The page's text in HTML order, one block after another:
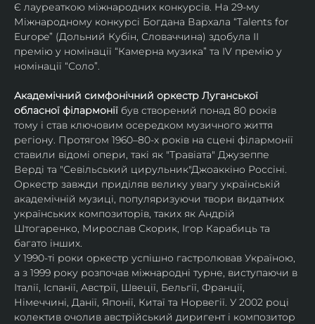
Є лауреаткою міжнародних конкурсів. На 29-му
Міжнародному конкурсі Богдана Вархала “Talents for
Europe” (Дольний Кубін, Словаччина) здобула ІІ
премію у номінації “Камерна музика” та IV премію у
номінації “Соло”.
Академічний симфонічний оркестр Луганської
обласної філармонії був створений понад 80 років
тому і став ключовим осередком музичного життя
регіону. Протягом 1960–80-х років на сцені філармонії
ставили відомі опери, такі як "Травіата" Джузеппе
Верді та "Севільський цирульник"Джоаккіно Россіні.
Оркестр завжди приділяв велику увагу українській
академічній музиці, популяризуючи твори видатних
українських композиторів, таких як Андрій
Штогаренко, Мирослав Скорик, Ігор Карабиць та
багато інших.
У 1990-ті роки оркестр успішно гастролював Україною,
а з 1999 року розпочав міжнародні турне, виступаючи в
Італії, Іспанії, Австрії, Швеції, Бельгії, Франції,
Німеччині, Данії, Японії, Китаї та Норвегії. У 2002 році
колектив очолив австрійський диригент і композитор